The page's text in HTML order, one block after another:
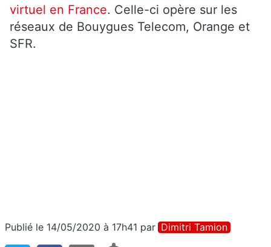
virtuel en France. Celle-ci opère sur les
réseaux de Bouygues Telecom, Orange et
SFR.
Publié le 14/05/2020 à 17h41 par Dimitri Tamion